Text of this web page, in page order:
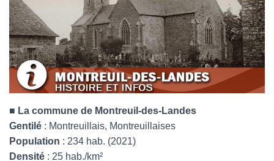
■ La commune de Montreuil-des-Landes
Gentilé : Montreuillais, Montreuillaises
Population : 234 hab. (2021)
Densité : 25 hab./km²